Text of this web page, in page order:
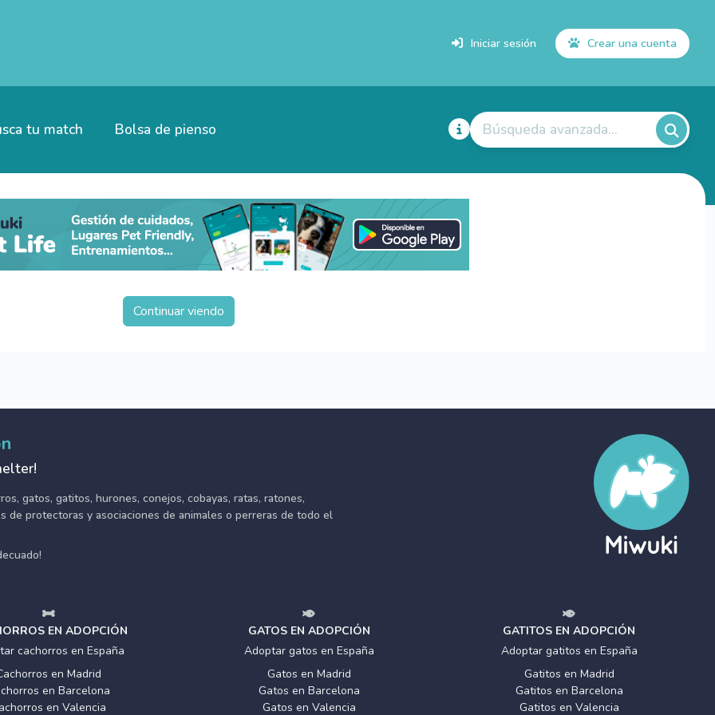
Iniciar sesión Crear una cuenta
tu match Bolsa de pienso Búsqueda avanzada...
Continuar viendo
gatos, gatitos, hurones, conejos, cobayas, ratas, ratones,
de protectoras y asociaciones de animales o perreras de todo el
EN ADOPCIÓN
cachorros en España
en Madrid
en Barcelona
en Valencia
GATOS EN ADOPCIÓN
Adoptar gatos en España
Gatos en Madrid
Gatos en Barcelona
Gatos en Valencia
GATITOS EN ADOPCIÓN
Adoptar gatitos en España
Gatitos en Madrid
Gatitos en Barcelona
Gatitos en Valencia